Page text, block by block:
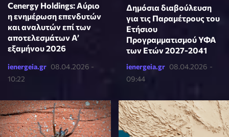
Cenergy Holdings: Αύριο
η ενημέρωση επενδυτών
και αναλυτών επί των
αποτελεσμάτων A’
εξαμήνου 2026
ienergeia.gr 08.04.2026 -
10:22
Δημόσια διαβούλευση
για τις Παραμέτρους του
Ετήσιου
Προγραμματισμού ΥΦΑ
των Ετών 2027-2041
ienergeia.gr 08.04.2026 -
09:44